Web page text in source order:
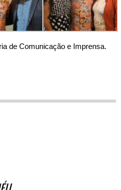
de Comunicação e Imprensa.